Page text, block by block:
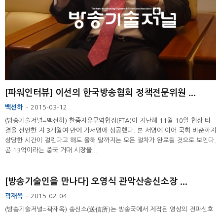
[파워인터뷰] 이선의 한국방송협회 정책전문위원 ...
백선하 - 2015-03-12
(방송기술저널=백선하) 한중자유무역협정(FTA)이 지난해 11월 10일 협상 타
결을 선언한 지 3개월여 만에 가서명에 성공했다. 본 서명에 이어 국회 비준까지
상당한 시간이 걸린다고 해도 올해 말까지는 모든 절차가 완료될 것으로 보인다.
곧 13억이라는 중국 거대 시장을...
[방송기술인을 만나다] 오영식 관악산송신소장 ...
곽재옥 - 2015-02-04
(방송기술저널=곽재옥) 송신소(送信所)는 방송국에서 제작된 영상의 전파신호